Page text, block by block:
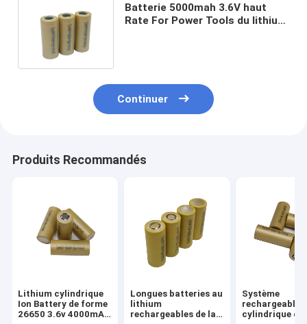
Batterie 5000mah 3.6V haut
Rate For Power Tools du lithium
Continuer
Produits Recommandés
Lithium cylindrique
Ion Battery de forme
26650 3.6v 4000mAh
Longues batteries au
lithium
rechargeables de la
Système
rechargeable
cylindrique de